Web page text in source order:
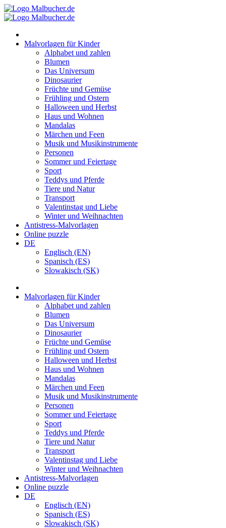
Zum
Inhalt
Malvorlagen für Kinder
Alphabet und zahlen
Blumen
Das Universum
Dinosaurier
Früchte und Gemüse
Frühling und Ostern
Halloween und Herbst
Haus und Wohnen
Mandalas
Märchen und Feen
Musik und Musikinstrumente
Personen
Sommer und Feiertage
Sport
Teddys und Pferde
Tiere und Natur
Transport
Valentinstag und Liebe
Winter und Weihnachten
Antistress-Malvorlagen
Online puzzle
DE
Englisch (EN)
Spanisch (ES)
Slowakisch (SK)
Malvorlagen für Kinder
Alphabet und zahlen
Blumen
Das Universum
Dinosaurier
Früchte und Gemüse
Frühling und Ostern
Halloween und Herbst
Haus und Wohnen
Mandalas
Märchen und Feen
Musik und Musikinstrumente
Personen
Sommer und Feiertage
Sport
Teddys und Pferde
Tiere und Natur
Transport
Valentinstag und Liebe
Winter und Weihnachten
Antistress-Malvorlagen
Online puzzle
DE
Englisch (EN)
Spanisch (ES)
Slowakisch (SK)